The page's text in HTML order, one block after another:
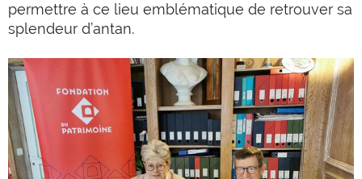
permettre à ce lieu emblématique de retrouver sa
splendeur d’antan.